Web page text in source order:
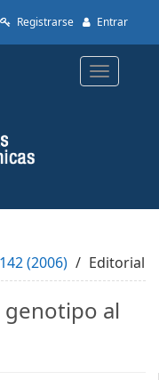
Registrarse Entrar
Toggle
(2006) Editorial
genotipo al